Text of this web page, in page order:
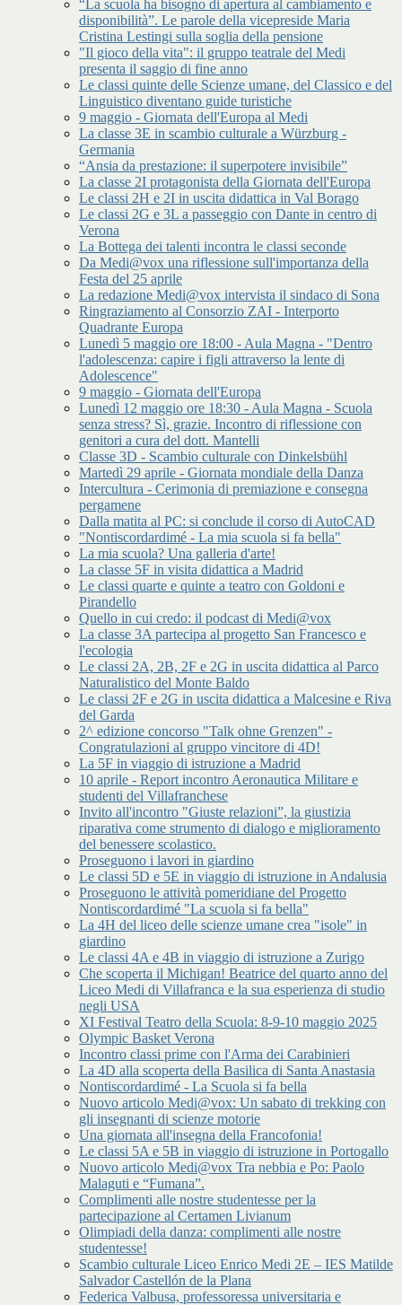
“La scuola ha bisogno di apertura al cambiamento e
disponibilità”. Le parole della vicepreside Maria
Cristina Lestingi sulla soglia della pensione
"Il gioco della vita": il gruppo teatrale del Medi
presenta il saggio di fine anno
Le classi quinte delle Scienze umane, del Classico e del
Linguistico diventano guide turistiche
9 maggio - Giornata dell'Europa al Medi
La classe 3E in scambio culturale a Würzburg -
Germania
“Ansia da prestazione: il superpotere invisibile”
La classe 2I protagonista della Giornata dell'Europa
Le classi 2H e 2I in uscita didattica in Val Borago
Le classi 2G e 3L a passeggio con Dante in centro di
Verona
La Bottega dei talenti incontra le classi seconde
Da Medi@vox una riflessione sull'importanza della
Festa del 25 aprile
La redazione Medi@vox intervista il sindaco di Sona
Ringraziamento al Consorzio ZAI - Interporto
Quadrante Europa
Lunedì 5 maggio ore 18:00 - Aula Magna - "Dentro
l'adolescenza: capire i figli attraverso la lente di
Adolescence"
9 maggio - Giornata dell'Europa
Lunedì 12 maggio ore 18:30 - Aula Magna - Scuola
senza stress? Sì, grazie. Incontro di riflessione con
genitori a cura del dott. Mantelli
Classe 3D - Scambio culturale con Dinkelsbühl
Martedì 29 aprile - Giornata mondiale della Danza
Intercultura - Cerimonia di premiazione e consegna
pergamene
Dalla matita al PC: si conclude il corso di AutoCAD
"Nontiscordardimé - La mia scuola si fa bella"
La mia scuola? Una galleria d'arte!
La classe 5F in visita didattica a Madrid
Le classi quarte e quinte a teatro con Goldoni e
Pirandello
Quello in cui credo: il podcast di Medi@vox
La classe 3A partecipa al progetto San Francesco e
l'ecologia
Le classi 2A, 2B, 2F e 2G in uscita didattica al Parco
Naturalistico del Monte Baldo
Le classi 2F e 2G in uscita didattica a Malcesine e Riva
del Garda
2^ edizione concorso "Talk ohne Grenzen" -
Congratulazioni al gruppo vincitore di 4D!
La 5F in viaggio di istruzione a Madrid
10 aprile - Report incontro Aeronautica Militare e
studenti del Villafranchese
Invito all'incontro "Giuste relazioni”, la giustizia
riparativa come strumento di dialogo e miglioramento
del benessere scolastico.
Proseguono i lavori in giardino
Le classi 5D e 5E in viaggio di istruzione in Andalusia
Proseguono le attività pomeridiane del Progetto
Nontiscordardimé "La scuola si fa bella"
La 4H del liceo delle scienze umane crea "isole" in
giardino
Le classi 4A e 4B in viaggio di istruzione a Zurigo
Che scoperta il Michigan! Beatrice del quarto anno del
Liceo Medi di Villafranca e la sua esperienza di studio
negli USA
XI Festival Teatro della Scuola: 8-9-10 maggio 2025
Olympic Basket Verona
Incontro classi prime con l'Arma dei Carabinieri
La 4D alla scoperta della Basilica di Santa Anastasia
Nontiscordardimé - La Scuola si fa bella
Nuovo articolo Medi@vox: Un sabato di trekking con
gli insegnanti di scienze motorie
Una giornata all'insegna della Francofonia!
Le classi 5A e 5B in viaggio di istruzione in Portogallo
Nuovo articolo Medi@vox Tra nebbia e Po: Paolo
Malaguti e “Fumana”.
Complimenti alle nostre studentesse per la
partecipazione al Certamen Livianum
Olimpiadi della danza: complimenti alle nostre
studentesse!
Scambio culturale Liceo Enrico Medi 2E – IES Matilde
Salvador Castellón de la Plana
Federica Valbusa, professoressa universitaria e